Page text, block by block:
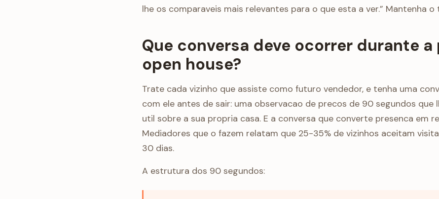
lhe os comparaveis mais relevantes para o que esta a ver.” Mantenha
Que conversa deve ocorrer durante a
open house?
Trate cada vizinho que assiste como futuro vendedor, e tenha uma
com ele antes de sair: uma observacao de precos de 90 segundos que
util sobre a sua propria casa. E a conversa que converte presenca em
Mediadores que o fazem relatam que 25-35% de vizinhos aceitam
30 dias.
A estrutura dos 90 segundos: